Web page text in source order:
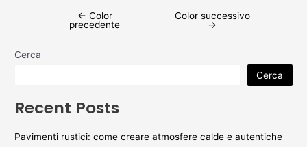
← Color
precedente
Color successivo
→
Cerca
Cerca
Recent Posts
Pavimenti rustici: come creare atmosfere calde e autentiche